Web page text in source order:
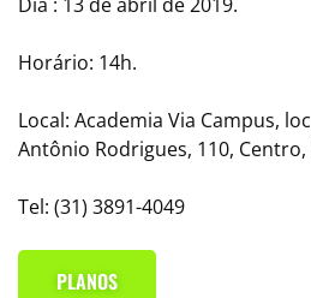
Horário: 14h.
Local: Academia Via Campus,
Antônio Rodrigues, 110, Centro,
Tel: (31) 3891-4049
PLANOS